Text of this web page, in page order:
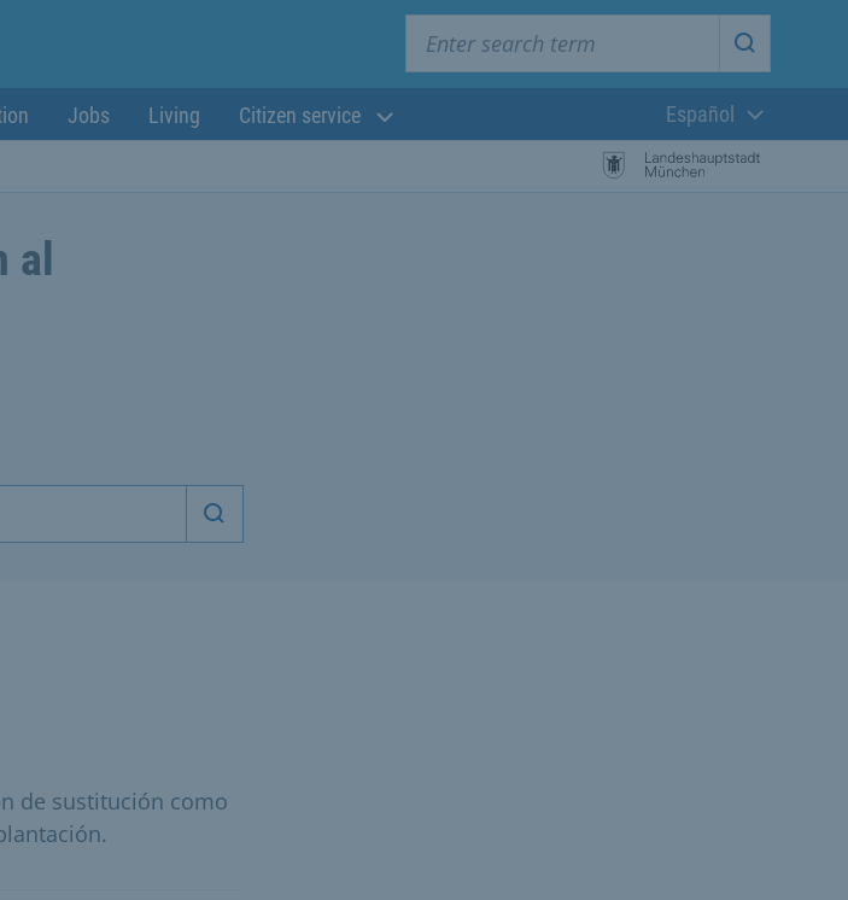
Start
Jobs Living Citizen service
Lengua actual:
Español
Iniciar búsqueda
de sustitución como